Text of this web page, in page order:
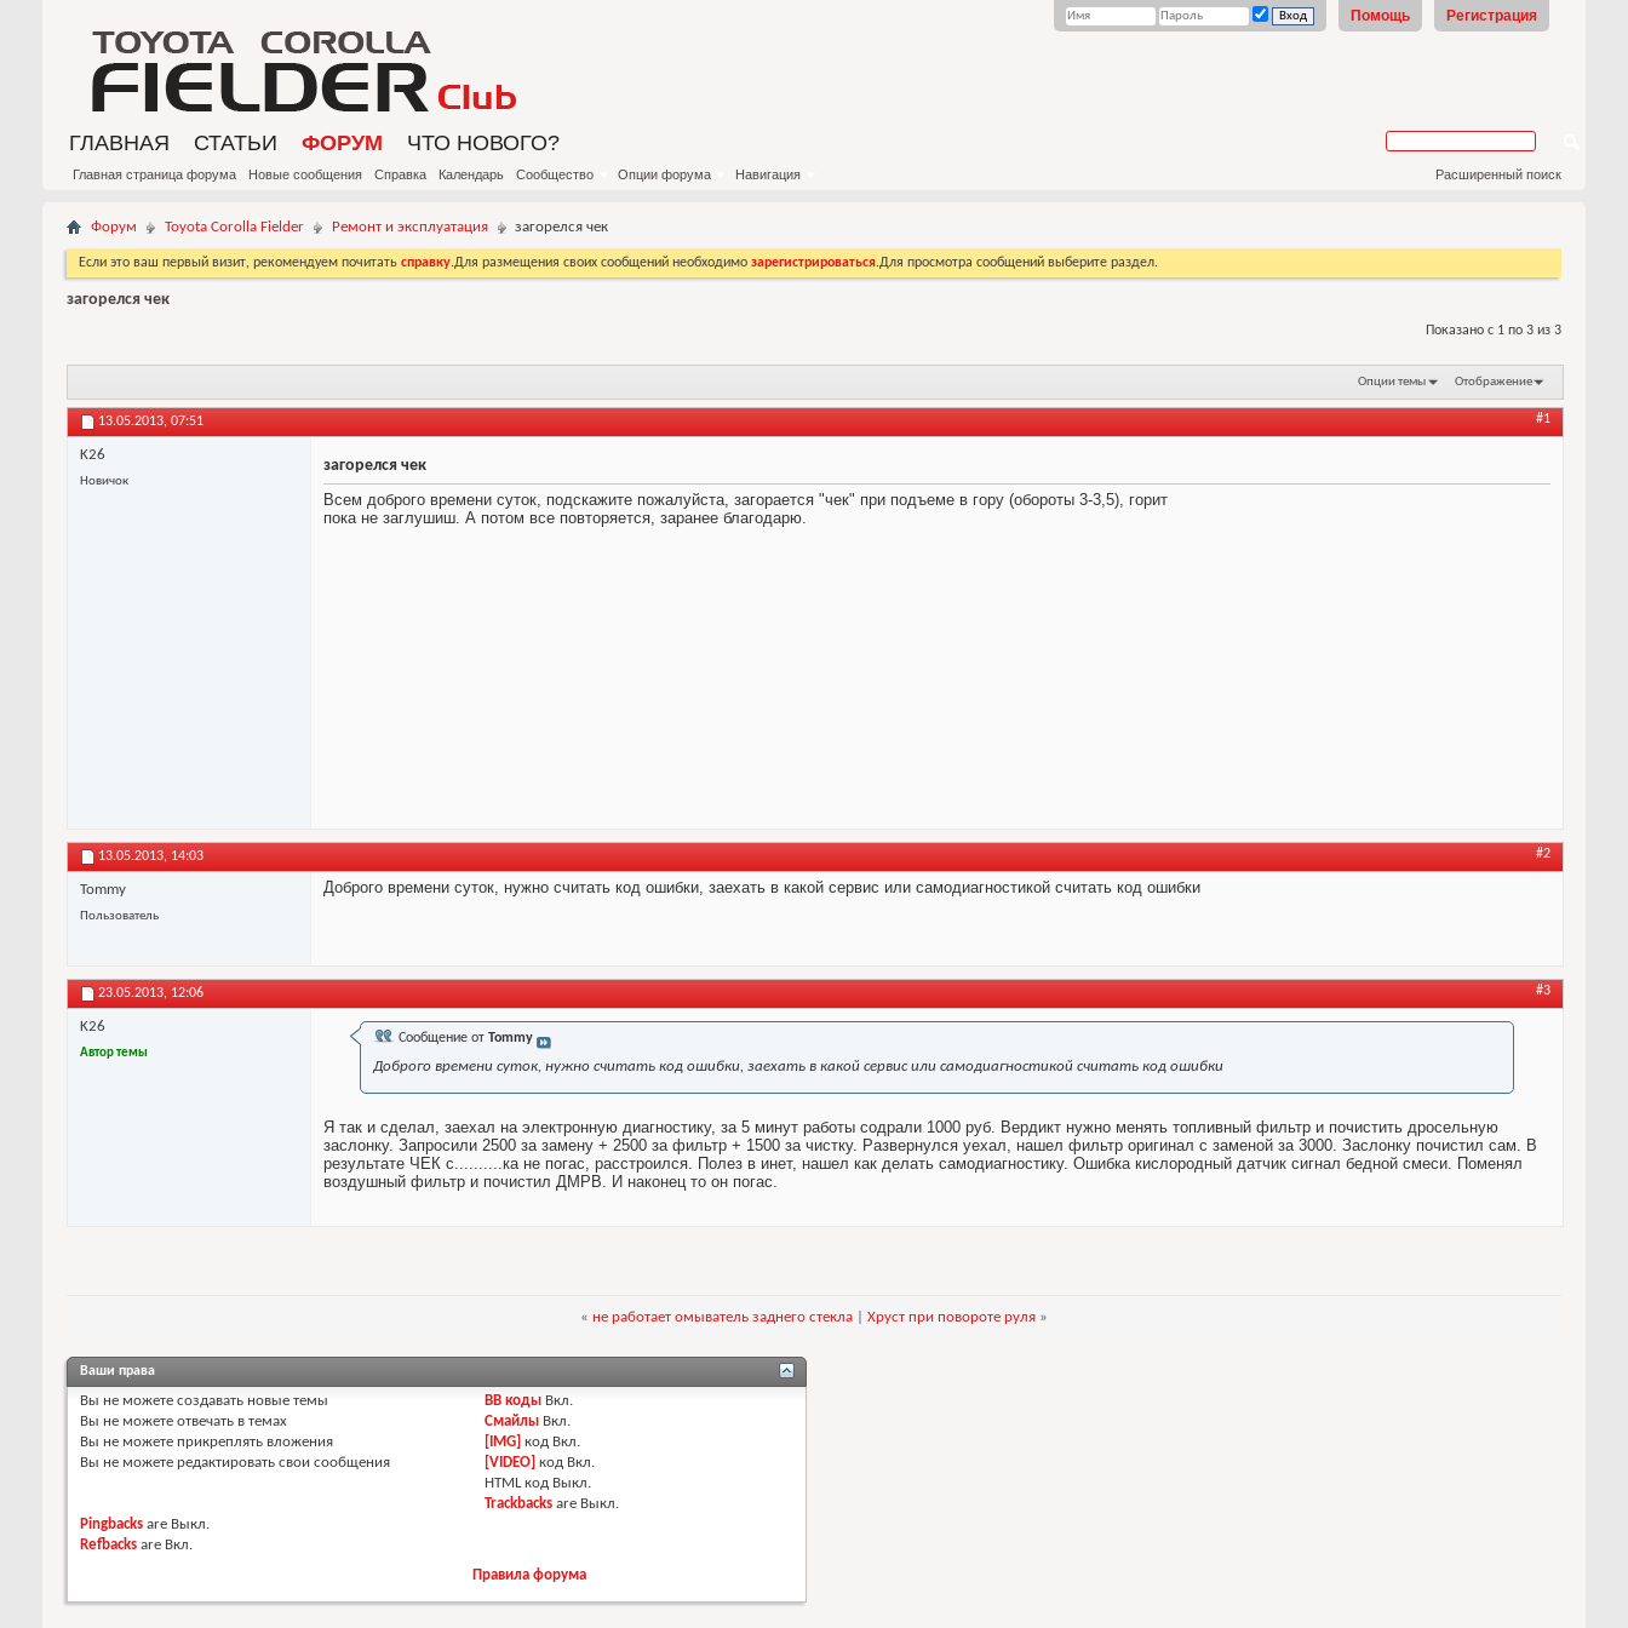
Регистрация
Помощь
ГЛАВНАЯ СТАТЬИ ФОРУМ
Главная страница форума Новые сообщения Справка Календарь Сообщество Опции форума Навигация
ЧТО НОВОГО?
Расширенный поиск
Форум Toyota Corolla Fielder Ремонт и эксплуатация загорелся чек
Если это ваш первый визит, рекомендуем почитать справку.Для размещения своих сообщений необходимо зарегистрироваться.Для просмотра сообщений выберите раздел.
загорелся чек
Показано с 1 по 3 из 3
Опции темы Отображение
13.05.2013, 07:51 #1
K26
Новичок
загорелся чек
Всем доброго времени суток, подскажите пожалуйста, загорается "чек" при подъеме в гору (обороты 3-3,5), горит
пока не заглушиш. А потом все повторяется, заранее благодарю.
13.05.2013, 14:03 #2
Tommy
Пользователь
Доброго времени суток, нужно считать код ошибки, заехать в какой сервис или самодиагностикой считать код ошибки
23.05.2013, 12:06 #3
K26
Автор темы
Сообщение от Tommy
Доброго времени суток, нужно считать код ошибки, заехать в какой сервис или самодиагностикой считать код ошибки
Я так и сделал, заехал на электронную диагностику, за 5 минут работы содрали 1000 руб. Вердикт нужно менять топливный фильтр и почистить дросельную
заслонку. Запросили 2500 за замену + 2500 за фильтр + 1500 за чистку. Развернулся уехал, нашел фильтр оригинал с заменой за 3000. Заслонку почистил сам. В
результате ЧЕК с..........ка не погас, расстроился. Полез в инет, нашел как делать самодиагностику. Ошибка кислородный датчик сигнал бедной смеси. Поменял
воздушный фильтр и почистил ДМРВ. И наконец то он погас.
« не работает омыватель заднего стекла Хруст при повороте руля »
Ваши права
Вы не можете создавать новые темы
Вы не можете отвечать в темах
Вы не можете прикреплять вложения
Вы не можете редактировать свои сообщения
BB коды Вкл.
Смайлы Вкл.
[IMG] код Вкл.
[VIDEO] код Вкл.
HTML код Выкл.
Trackbacks are Выкл.
Pingbacks are Выкл.
Refbacks are Вкл.
Правила форума